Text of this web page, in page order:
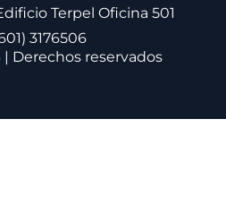
Terpel Oficina 501
3176506
Derechos reservados